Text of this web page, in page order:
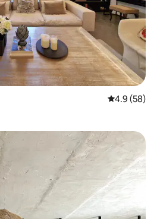
औसत रेटिंग 5 में
4.9 (58)